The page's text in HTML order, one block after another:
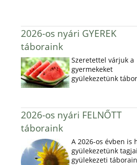
2026-os nyári GYEREK
táboraink
Szeretettel várjuk a
gyermekeket
gyülekezetünk
2026-os nyári FELNŐTT
táboraink
A 2026-os évben is
gyülekezetünk
gyülekezeti